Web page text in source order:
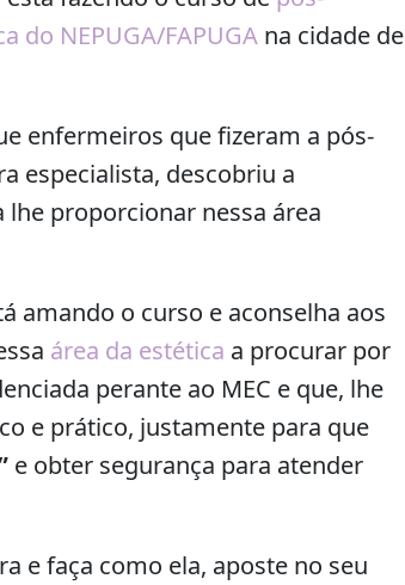
para
baixo
o
volume.
do NEPUGA/FAPUGA na cidade de
enfermeiros que fizeram a pós-
especialista, descobriu a
proporcionar nessa área
amando o curso e aconselha aos
área da estética a procurar por
perante ao MEC e que, lhe
e prático, justamente para que
e obter segurança para atender
e faça como ela, aposte no seu